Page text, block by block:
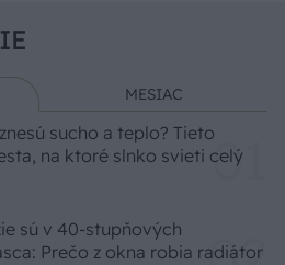
MESIAC
sucho a teplo? Tieto
na ktoré slnko svieti celý
sú v 40-stupňových
Prečo z okna robia radiátor